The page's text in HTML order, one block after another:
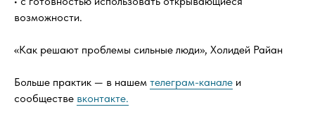
возможности.
«Как решают проблемы сильные люди», Холидей Райан
Больше практик — в нашем телеграм-канале и
сообществе вконтакте.